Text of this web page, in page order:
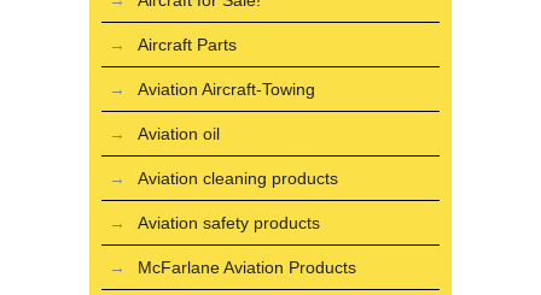
Aircraft Parts
Aviation Aircraft-Towing
Aviation oil
Aviation cleaning products
Aviation safety products
McFarlane Aviation Products